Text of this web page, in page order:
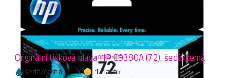
Originální tisková hlava HP C9380A (72), šedá/černá
šedá/černá
1 zlaťák